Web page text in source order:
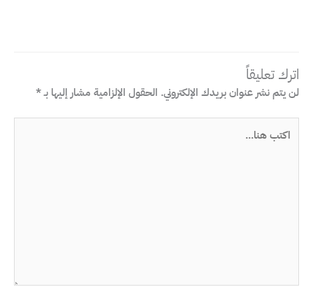
اترك تعليقاً
لن يتم نشر عنوان بريدك الإلكتروني. الحقول الإلزامية مشار إليها بـ*